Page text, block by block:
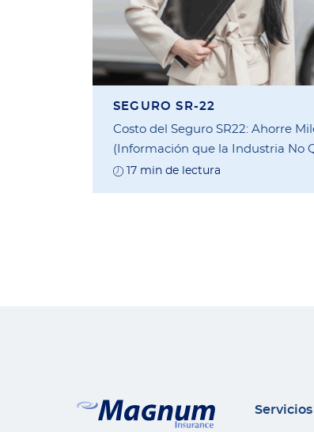
SEGURO SR-22
Costo del Seguro SR22: Ahorre
(Información que la Industria No
17 min de lectura